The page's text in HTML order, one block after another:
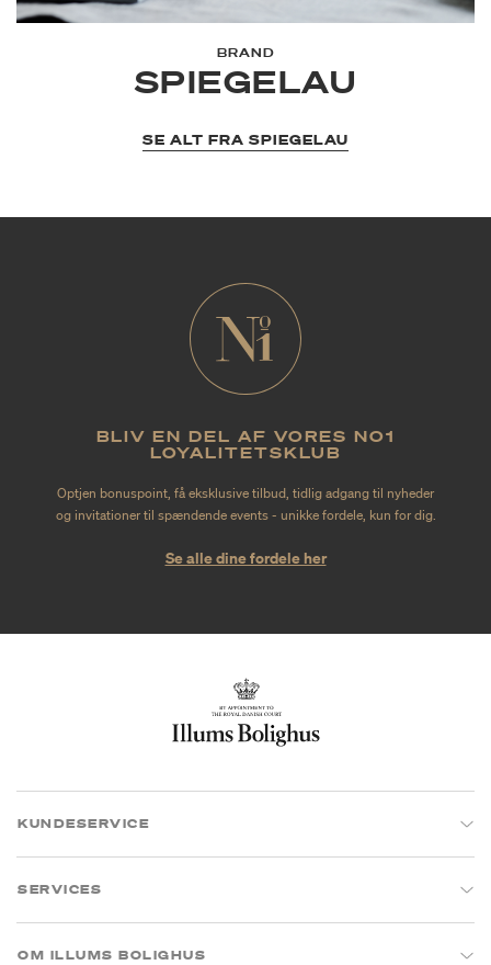
BRAND
SPIEGELAU
SE ALT FRA SPIEGELAU
BLIV EN DEL AF VORES NO1
LOYALITETSKLUB
Optjen bonuspoint, få eksklusive tilbud, tidlig adgang til nyheder
og invitationer til spændende events - unikke fordele, kun for dig.
Se alle dine fordele her
KUNDESERVICE
SERVICES
OM ILLUMS BOLIGHUS